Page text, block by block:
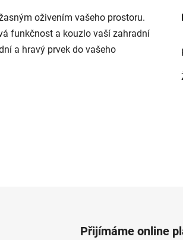
oživením vašeho prostoru.
funkčnost a kouzlo vaší zahradní
a hravý prvek do vašeho
Přijímáme online